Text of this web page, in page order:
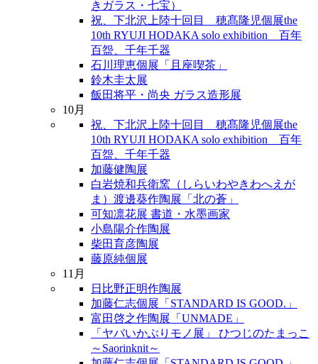
きガラス・七宝）
祝、下北沢上陸十回目 穂髙隆児個展the
10th RYUJI HODAKA solo exhibition 百年
百盌、千年千器
石川理恵個展「且座喫茶」
鈴木圭太展
飯田将平・尚央 ガラス造形展
10月
祝、下北沢上陸十回目 穂髙隆児個展the
10th RYUJI HODAKA solo exhibition 百年
百盌、千年千器
加藤健陶展
白岩焼和兵衛窯（しらいわやきわへえが
ま）渡邊葵作陶展「北の蒼」
可知凛花展 書道・水墨画家
小島陽介作陶展
柴田育彦陶展
藤原純個展
11月
日比野正明作陶展
加藤仁志個展「STANDARD IS GOOD.」
富田啓之作陶展「UNMADE」
「ヤバいかぶりモノ展」 ひつじのたまっこ
～Saorinknit～